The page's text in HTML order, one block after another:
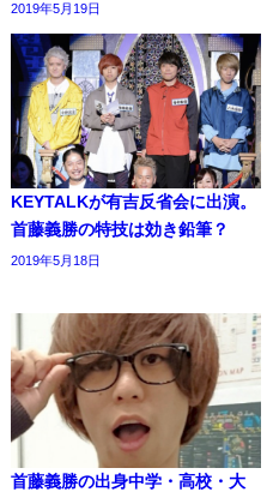
2019年5月19日
KEYTALKが有吉反省会に出演。
首藤義勝の特技は効き鉛筆？
2019年5月18日
首藤義勝の出身中学・高校・大